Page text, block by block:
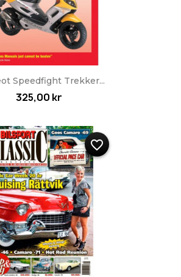
Snabbvy
Speedfight Trekker...
325,00 kr
favorite_border